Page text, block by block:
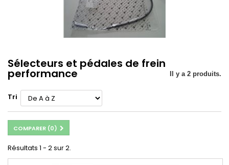
Sélecteurs et pédales de frein
performance Il y a 2 produits.
Tri
COMPARER (0)
Résultats 1 - 2 sur 2.